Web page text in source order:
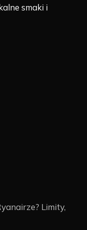
smaki i
Limity,